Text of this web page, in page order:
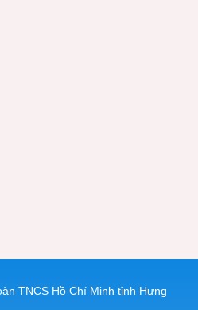
TNCS Hồ Chí Minh tỉnh Hưng